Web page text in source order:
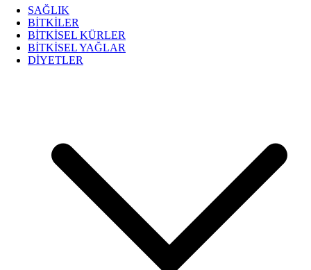
SAĞLIK
BİTKİLER
BİTKİSEL KÜRLER
BİTKİSEL YAĞLAR
DİYETLER